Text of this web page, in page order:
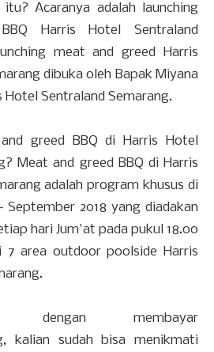
Acaranya adalah launching
Harris Hotel Sentraland
meat and greed Harris
dibuka oleh Bapak Miyana
Hotel Sentraland Semarang.
greed BBQ di Harris Hotel
Meat and greed BBQ di Harris
adalah program khusus di
September 2018 yang diadakan
hari Jum'at pada pukul 18.00
7 area outdoor poolside Harris
dengan membayar
kalian sudah bisa menikmati